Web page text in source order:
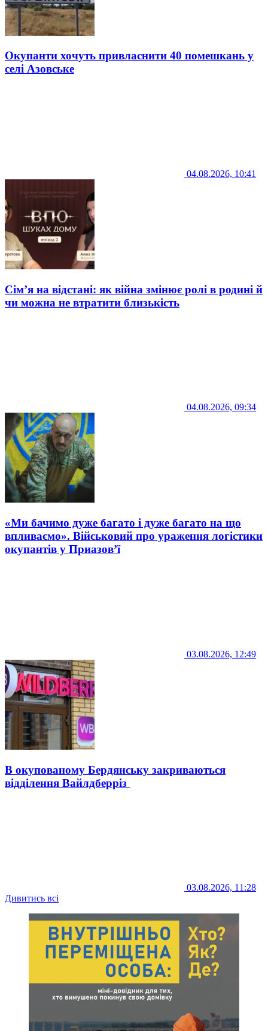
Окупанти хочуть привласнити 40 помешкань у
селі Азовське
04.08.2026, 10:41
Сім’я на відстані: як війна змінює ролі в родині й
чи можна не втратити близькість
04.08.2026, 09:34
«Ми бачимо дуже багато і дуже багато на що
впливаємо». Військовий про ураження логістики
окупантів у Приазов’ї
03.08.2026, 12:49
В окупованому Бердянську закриваються
відділення Вайлдберріз
03.08.2026, 11:28
Дивитись всі